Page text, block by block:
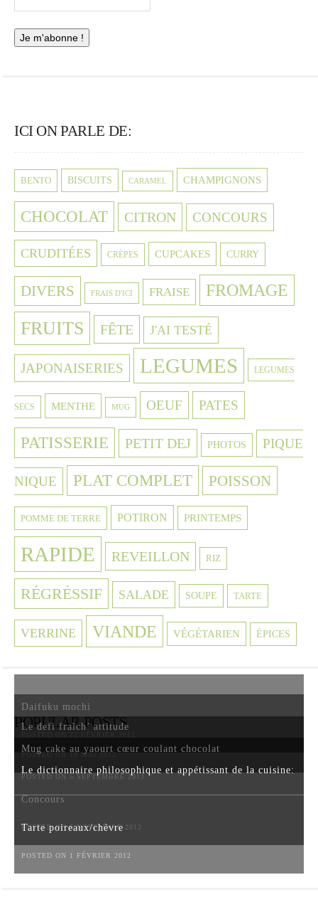
ICI ON PARLE DE:
BENTO BISCUITS CARAMEL CHAMPIGNONS
CHOCOLAT CITRON CONCOURS
CRUDITÉES CRÈPES CUPCAKES CURRY
DIVERS FRAIS D'ICI FRAISE FROMAGE
FRUITS FÊTE J'AI TESTÉ
JAPONAISERIES LEGUMES LEGUMES
SECS MENTHE MUG OEUF PATES
PATISSERIE PETIT DEJ PHOTOS PIQUE
NIQUE PLAT COMPLET POISSON
POMME DE TERRE POTIRON PRINTEMPS
RAPIDE REVEILLON RIZ
RÉGRÉSSIF SALADE SOUPE TARTE
VERRINE VIANDE VÉGÉTARIEN ÉPICES
POPULAR POSTS
Daifuku mochi
Le defi fraîch’ attitude
POSTED ON 18 MAI 2012
Mug cake au yaourt cœur coulant chocolat
POSTED ON 5 SEPTEMBRE 2013
Le dictionnaire philosophique et appétissant de la cuisine:
Concours
POSTED ON 6 NOVEMBRE 2012
Tarte poireaux/chèvre
POSTED ON 1 FÉVRIER 2012